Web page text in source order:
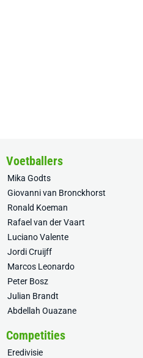
Voetballers
Mika Godts
Giovanni van Bronckhorst
Ronald Koeman
Rafael van der Vaart
Luciano Valente
Jordi Cruijff
Marcos Leonardo
Peter Bosz
Julian Brandt
Abdellah Ouazane
Competities
Eredivisie